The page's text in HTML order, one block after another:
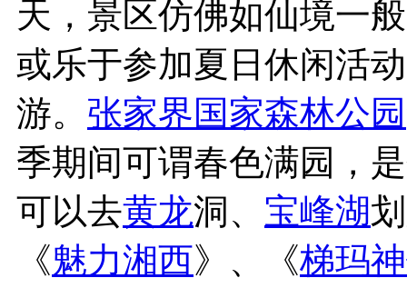
天，景区仿佛如仙境一
或乐于参加夏日休闲活
游。 张家界国家森林公园
季期间可谓春色满园，
可以去黄龙洞、 宝峰湖
《魅力湘西》、《梯玛